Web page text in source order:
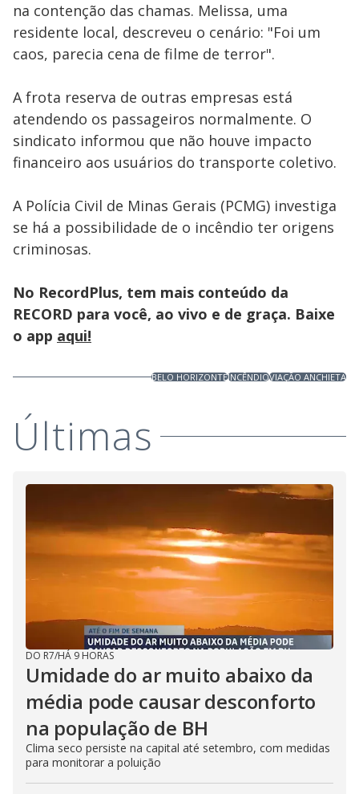
na contenção das chamas. Melissa, uma
residente local, descreveu o cenário: "Foi um
caos, parecia cena de filme de terror".
A frota reserva de outras empresas está
atendendo os passageiros normalmente. O
sindicato informou que não houve impacto
financeiro aos usuários do transporte coletivo.
A Polícia Civil de Minas Gerais (PCMG) investiga
se há a possibilidade de o incêndio ter origens
criminosas.
No RecordPlus, tem mais conteúdo da
RECORD para você, ao vivo e de graça. Baixe
o app aqui!
BELO HORIZONTEINCÊNDIOVIAÇÃO ANCHIETA
Últimas
DO R7/HÁ 9 HORAS
Umidade do ar muito abaixo da
média pode causar desconforto
na população de BH
Clima seco persiste na capital até setembro, com medidas
para monitorar a poluição